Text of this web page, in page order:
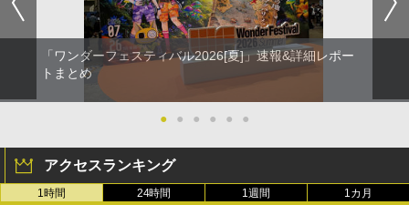
「ワンダーフェスティバル2026[夏]」速報&詳細レポー
トまとめ
● ● ● ● ● ●
アクセスランキング
1時間 24時間 1週間 1カ月